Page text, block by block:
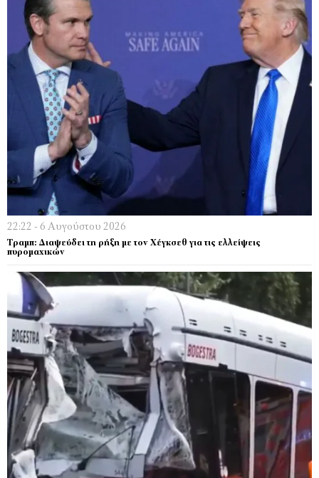
22:22 - 6 Αυγούστου 2026
Τραμπ: Διαψεύδει τη ρήξη με τον Χέγκσεθ για τις ελλείψεις
πυρομαχικών